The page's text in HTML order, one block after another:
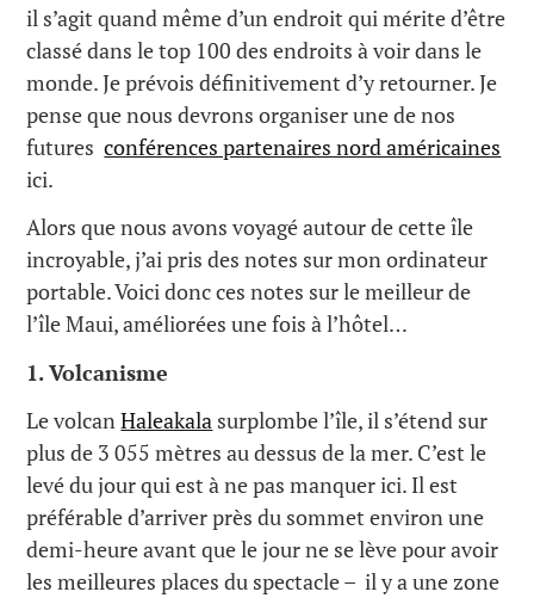
il s’agit quand même d’un endroit qui mérite d’être
classé dans le top 100 des endroits à voir dans le
monde. Je prévois définitivement d’y retourner. Je
pense que nous devrons organiser une de nos
futuresconférences partenaires nord américaines
ici.
Alors que nous avons voyagé autour de cette île
incroyable, j’ai pris des notes sur mon ordinateur
portable. Voici donc ces notes sur le meilleur de
l’île Maui, améliorées une fois à l’hôtel…
1. Volcanisme
Le volcanHaleakala surplombe l’île, il s’étend sur
plus de 3 055 mètres au dessus de la mer. C’est le
levé du jour qui est à ne pas manquer ici. Il est
préférable d’arriver près du sommet environ une
demi-heure avant que le jour ne se lève pour avoir
les meilleures places du spectacle – il y a une zone